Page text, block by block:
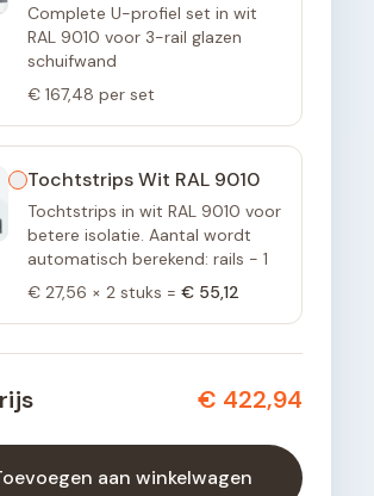
Complete U-profiel set in wit
RAL 9010 voor 3-rail glazen
schuifwand
€ 167,48 per set
Tochtstrips Wit RAL 9010
Tochtstrips in wit RAL 9010 voor
betere isolatie. Aantal wordt
automatisch berekend: rails - 1
€ 27,56 × 2 stuks = € 55,12
€ 422,94
aan winkelwagen